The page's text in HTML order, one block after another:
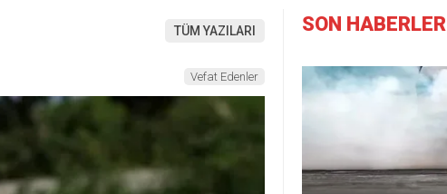
TÜM YAZILARI
Vefat Edenler
SON HABERLER